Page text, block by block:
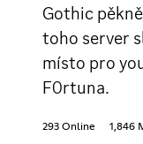
Gothic
toho server
místo pro
F0rtuna.
293 Online 1,846